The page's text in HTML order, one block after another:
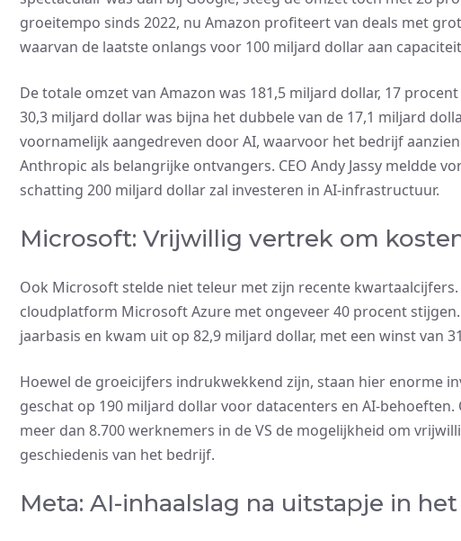
groeitempo sinds 2022, nu Amazon profiteert van deals met
waarvan de laatste onlangs voor 100 miljard dollar aan
De totale omzet van Amazon was 181,5 miljard dollar, 17
30,3 miljard dollar was bijna het dubbele van de 17,1 miljard
voornamelijk aangedreven door AI, waarvoor het bedrijf
Anthropic als belangrijke ontvangers. CEO Andy Jassy meldde
schatting 200 miljard dollar zal investeren in AI-infrastructuur.
Microsoft: Vrijwillig vertrek om
Ook Microsoft stelde niet teleur met zijn recente
cloudplatform Microsoft Azure met ongeveer 40 procent
jaarbasis en kwam uit op 82,9 miljard dollar, met een winst van
Hoewel de groeicijfers indrukwekkend zijn, staan hier enorme
geschat op 190 miljard dollar voor datacenters en AI-
meer dan 8.700 werknemers in de VS de mogelijkheid om
geschiedenis van het bedrijf.
Meta: AI-inhaalslag na uitstapje in